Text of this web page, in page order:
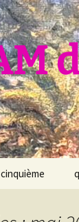
cinquième